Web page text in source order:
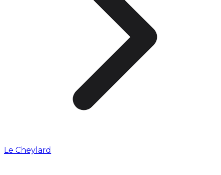
Le Cheylard